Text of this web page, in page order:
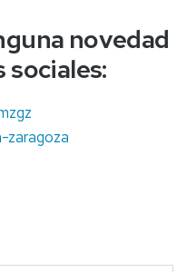
novedad
sociales:
zaragoza